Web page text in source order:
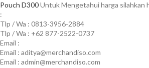
Pouch D300Untuk Mengetahui harga silahkan
:
Tlp / Wa : 0813-3956-2884
Tlp / Wa : +62 877-2522-0737
Email :
Email : aditya@merchandiso.com
Email : admin@merchandiso.com